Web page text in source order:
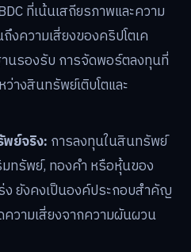
ที่เน้นเสถียรภาพและความ
งความเสี่ยงของคริปโตเค
นรองรับ การจัดพอร์ตลงทุนที่
างสินทรัพย์เติบโตและ
ย์จริง: การลงทุนในสินทรัพย์
ทรัพย์, ทองคำ หรือหุ้นของ
ยังคงเป็นองค์ประกอบสำคัญ
วามเสี่ยงจากความผันผวน